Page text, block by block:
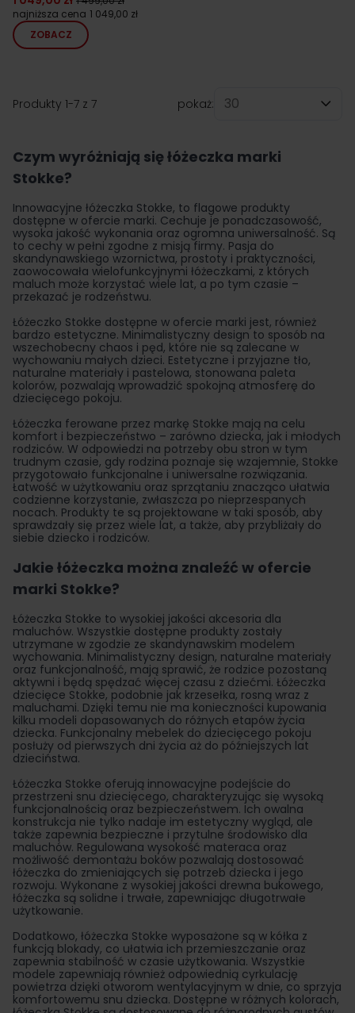
najniższa cena 1 049,00 zł
ZOBACZ
Produkty 1-7 z 7
pokaż:
Czym wyróżniają się łóżeczka marki
Stokke?
Innowacyjne łóżeczka Stokke, to flagowe produkty
dostępne w ofercie marki. Cechuje je ponadczasowość,
wysoka jakość wykonania oraz ogromna uniwersalność. Są
to cechy w pełni zgodne z misją firmy. Pasja do
skandynawskiego wzornictwa, prostoty i praktyczności,
zaowocowała wielofunkcyjnymi łóżeczkami, z których
maluch może korzystać wiele lat, a po tym czasie –
przekazać je rodzeństwu.
Łóżeczko Stokke dostępne w ofercie marki jest, również
bardzo estetyczne. Minimalistyczny design to sposób na
wszechobecny chaos i pęd, które nie są zalecane w
wychowaniu małych dzieci. Estetyczne i przyjazne tło,
naturalne materiały i pastelowa, stonowana paleta
kolorów, pozwalają wprowadzić spokojną atmosferę do
dziecięcego pokoju.
Łóżeczka ferowane przez markę Stokke mają na celu
komfort i bezpieczeństwo – zarówno dziecka, jak i młodych
rodziców. W odpowiedzi na potrzeby obu stron w tym
trudnym czasie, gdy rodzina poznaje się wzajemnie, Stokke
przygotowało funkcjonalne i uniwersalne rozwiązania.
Łatwość w użytkowaniu oraz sprzątaniu znacząco ułatwia
codzienne korzystanie, zwłaszcza po nieprzespanych
nocach. Produkty te są projektowane w taki sposób, aby
sprawdzały się przez wiele lat, a także, aby przybliżały do
siebie dziecko i rodziców.
Jakie łóżeczka można znaleźć w ofercie
marki Stokke?
Łóżeczka Stokke to wysokiej jakości akcesoria dla
maluchów. Wszystkie dostępne produkty zostały
utrzymane w zgodzie ze skandynawskim modelem
wychowania. Minimalistyczny design, naturalne materiały
oraz funkcjonalność, mają sprawić, że rodzice pozostaną
aktywni i będą spędzać więcej czasu z dziećmi. Łóżeczka
dziecięce Stokke, podobnie jak krzesełka, rosną wraz z
maluchami. Dzięki temu nie ma konieczności kupowania
kilku modeli dopasowanych do różnych etapów życia
dziecka. Funkcjonalny mebelek do dziecięcego pokoju
posłuży od pierwszych dni życia aż do późniejszych lat
dzieciństwa.
Łóżeczka Stokke oferują innowacyjne podejście do
przestrzeni snu dziecięcego, charakteryzując się wysoką
funkcjonalnością oraz bezpieczeństwem. Ich owalna
konstrukcja nie tylko nadaje im estetyczny wygląd, ale
także zapewnia bezpieczne i przytulne środowisko dla
maluchów. Regulowana wysokość materaca oraz
możliwość demontażu boków pozwalają dostosować
łóżeczka do zmieniających się potrzeb dziecka i jego
rozwoju. Wykonane z wysokiej jakości drewna bukowego,
łóżeczka są solidne i trwałe, zapewniając długotrwałe
użytkowanie.
Dodatkowo, łóżeczka Stokke wyposażone są w kółka z
funkcją blokady, co ułatwia ich przemieszczanie oraz
zapewnia stabilność w czasie użytkowania. Wszystkie
modele zapewniają również odpowiednią cyrkulację
powietrza dzięki otworom wentylacyjnym w dnie, co sprzyja
komfortowemu snu dziecka. Dostępne w różnych kolorach,